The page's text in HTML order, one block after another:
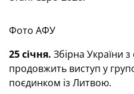
Фото АФУ
25 січня. Збірна України з
продовжить виступ у
поєдинком із Литвою.